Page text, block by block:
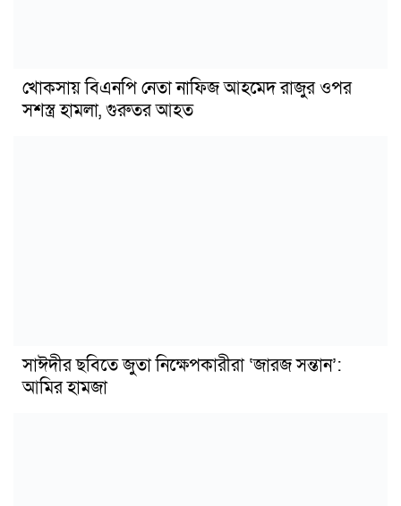
খোকসায় বিএনপি নেতা নাফিজ আহমেদ রাজুর ওপর
সশস্ত্র হামলা, গুরুতর আহত
সাঈদীর ছবিতে জুতা নিক্ষেপকারীরা ‘জারজ সন্তান’:
আমির হামজা